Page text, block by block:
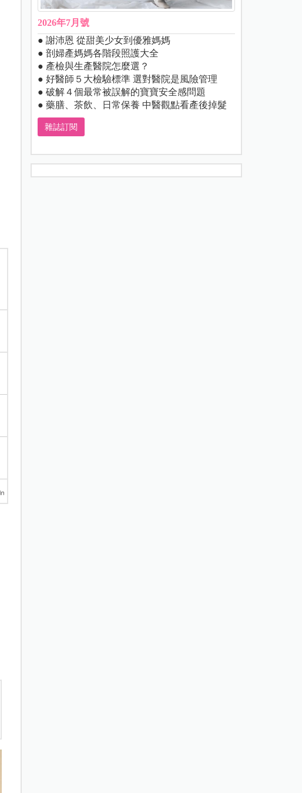
2026年7月號
● 謝沛恩 從甜美少女到優雅媽媽
● 剖婦產媽媽各階段照護大全
● 產檢與生產醫院怎麼選？
● 好醫師５大檢驗標準 選對醫院是風險管理
● 破解４個最常被誤解的寶寶安全感問題
● 藥膳、茶飲、日常保養 中醫觀點看產後掉髮
雜誌訂閱